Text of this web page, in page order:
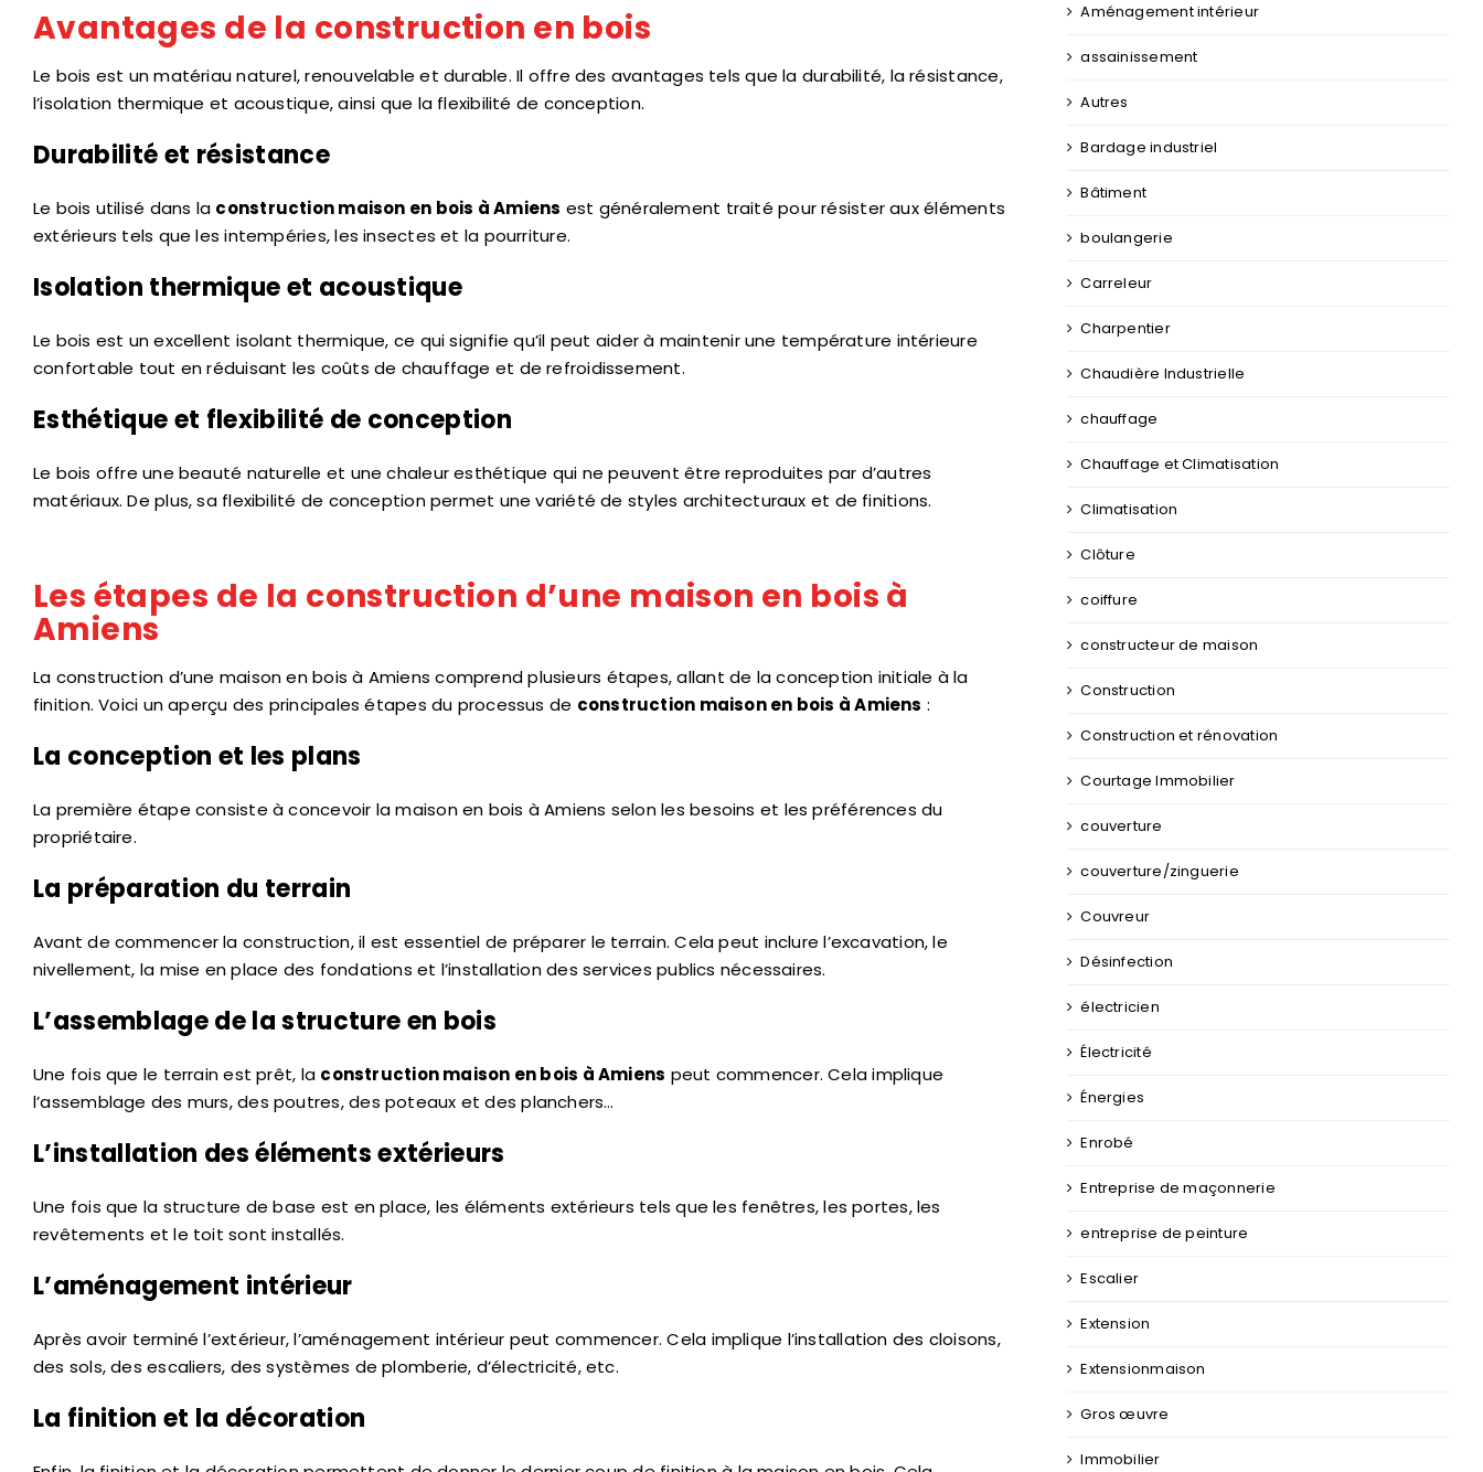
Avantages de la construction en bois
Le bois est un matériau naturel, renouvelable et durable. Il offre des avantages tels que la durabilité, la résistance,
l’isolation thermique et acoustique, ainsi que la flexibilité de conception.
Durabilité et résistance
Le bois utilisé dans la construction maison en bois à Amiens est généralement traité pour résister aux éléments
extérieurs tels que les intempéries, les insectes et la pourriture.
Isolation thermique et acoustique
Le bois est un excellent isolant thermique, ce qui signifie qu’il peut aider à maintenir une température intérieure
confortable tout en réduisant les coûts de chauffage et de refroidissement.
Esthétique et flexibilité de conception
Le bois offre une beauté naturelle et une chaleur esthétique qui ne peuvent être reproduites par d’autres
matériaux. De plus, sa flexibilité de conception permet une variété de styles architecturaux et de finitions.
Les étapes de la construction d’une maison en bois à
Amiens
La construction d’une maison en bois à Amiens comprend plusieurs étapes, allant de la conception initiale à la
finition. Voici un aperçu des principales étapes du processus de construction maison en bois à Amiens :
La conception et les plans
La première étape consiste à concevoir la maison en bois à Amiens selon les besoins et les préférences du
propriétaire.
La préparation du terrain
Avant de commencer la construction, il est essentiel de préparer le terrain. Cela peut inclure l’excavation, le
nivellement, la mise en place des fondations et l’installation des services publics nécessaires.
L’assemblage de la structure en bois
Une fois que le terrain est prêt, la construction maison en bois à Amiens peut commencer. Cela implique
l’assemblage des murs, des poutres, des poteaux et des planchers…
L’installation des éléments extérieurs
Une fois que la structure de base est en place, les éléments extérieurs tels que les fenêtres, les portes, les
revêtements et le toit sont installés.
L’aménagement intérieur
Après avoir terminé l’extérieur, l’aménagement intérieur peut commencer. Cela implique l’installation des cloisons,
des sols, des escaliers, des systèmes de plomberie, d’électricité, etc.
La finition et la décoration
Aménagement intérieur
assainissement
Autres
Bardage industriel
Bâtiment
boulangerie
Carreleur
Charpentier
Chaudière Industrielle
chauffage
Chauffage et Climatisation
Climatisation
Clôture
coiffure
constructeur de maison
Construction
Construction et rénovation
Courtage Immobilier
couverture
couverture/zinguerie
Couvreur
Désinfection
électricien
Électricité
Énergies
Enrobé
Entreprise de maçonnerie
entreprise de peinture
Escalier
Extension
Extensionmaison
Gros œuvre
Immobilier